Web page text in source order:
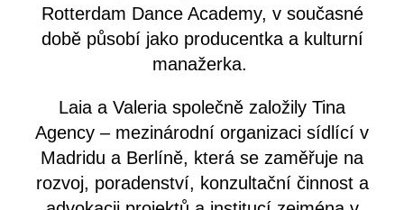
Rotterdam Dance Academy, v současné
době působí jako producentka a kulturní
manažerka.
Laia a Valeria společně založily Tina
Agency – mezinárodní organizaci sídlící v
Madridu a Berlíně, která se zaměřuje na
rozvoj, poradenství, konzultační činnost a